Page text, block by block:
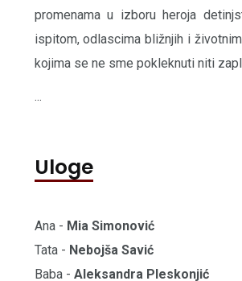
promenama u izboru heroja
ispitom, odlascima bližnjih i
kojima se ne sme pokleknuti niti
...
Uloge
Ana - Mia Simonović
Tata - Nebojša Savić
Baba - Aleksandra Pleskonjić